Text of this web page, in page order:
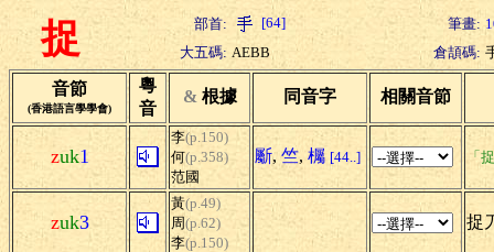
捉 部首: [64] 筆畫:
大五碼: AEBB 倉頡碼:
音節
(香港語言學學會)
粵
音
& 根據 同音字 相關音節
zuk1
李(p.150)
何(p.358)
范國
斸, 竺, 欘 [44..] 「
zuk3
黃(p.49)
周(p.62)
李(p.150)
捉